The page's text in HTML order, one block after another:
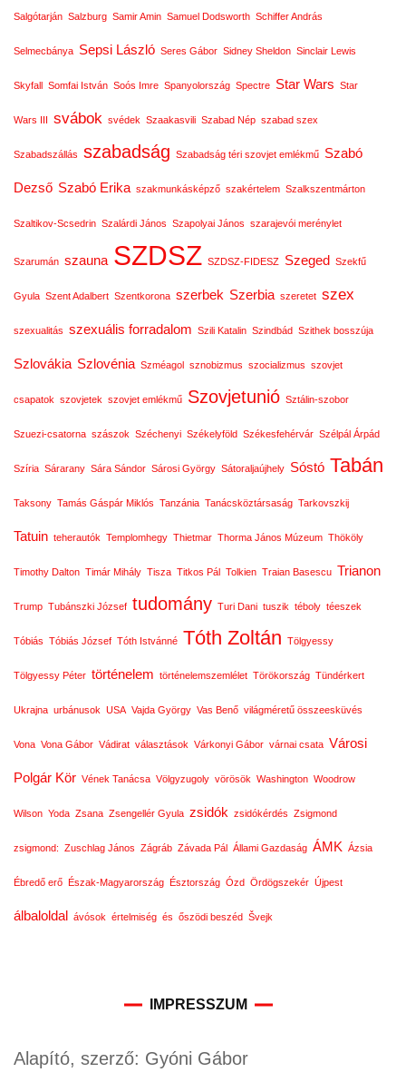
Salgótarján Salzburg Samir Amin Samuel Dodsworth Schiffer András
Selmecbánya Sepsi László Seres Gábor Sidney Sheldon Sinclair Lewis
Skyfall Somfai István Soós Imre Spanyolország Spectre Star Wars Star
Wars III svábok svédek Szaakasvili Szabad Nép szabad szex
Szabadszállás szabadság Szabadság téri szovjet emlékmű Szabó
Dezső Szabó Erika szakmunkásképző szakértelem Szalkszentmárton
Szaltikov-Scsedrin Szalárdi János Szapolyai János szarajevói merénylet
Szarumán szauna SZDSZ SZDSZ-FIDESZ Szeged Szekfű
Gyula Szent Adalbert Szentkorona szerbek Szerbia szeretet szex
szexualitás szexuális forradalom Szili Katalin Szindbád Szithek bosszúja
Szlovákia Szlovénia Szméagol sznobizmus szocializmus szovjet
csapatok szovjetek szovjet emlékmű Szovjetunió Sztálin-szobor
Szuezi-csatorna szászok Széchenyi Székelyföld Székesfehérvár Szélpál Árpád
Szíria Sárarany Sára Sándor Sárosi György Sátoraljaújhely Sóstó Tabán
Taksony Tamás Gáspár Miklós Tanzánia Tanácsköztársaság Tarkovszkij
Tatuin teherautók Templomhegy Thietmar Thorma János Múzeum Thököly
Timothy Dalton Timár Mihály Tisza Titkos Pál Tolkien Traian Basescu Trianon
Trump Tubánszki József tudomány Turi Dani tuszik téboly téeszek
Tóbiás Tóbiás József Tóth Istvánné Tóth Zoltán Tölgyessy
Tölgyessy Péter történelem történelemszemlélet Törökország Tündérkert
Ukrajna urbánusok USA Vajda György Vas Benő világméretű összeesküvés
Vona Vona Gábor Vádirat választások Várkonyi Gábor várnai csata Városi
Polgár Kör Vének Tanácsa Völgyzugoly vörösök Washington Woodrow
Wilson Yoda Zsana Zsengellér Gyula zsidók zsidókérdés Zsigmond
zsigmond: Zuschlag János Zágráb Závada Pál Állami Gazdaság ÁMK Ázsia
Ébredő erő Észak-Magyarország Észtország Ózd Ördögszekér Újpest
álbaloldal ávósok értelmiség és őszödi beszéd Švejk
IMPRESSZUM
Alapító, szerző: Gyóni Gábor